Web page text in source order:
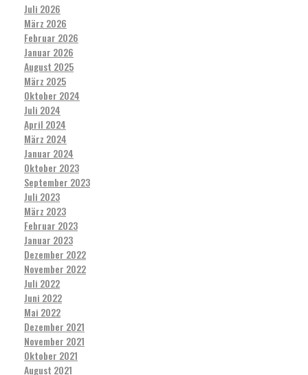
Juli 2026
März 2026
Februar 2026
Januar 2026
August 2025
März 2025
Oktober 2024
Juli 2024
April 2024
März 2024
Januar 2024
Oktober 2023
September 2023
Juli 2023
März 2023
Februar 2023
Januar 2023
Dezember 2022
November 2022
Juli 2022
Juni 2022
Mai 2022
Dezember 2021
November 2021
Oktober 2021
August 2021